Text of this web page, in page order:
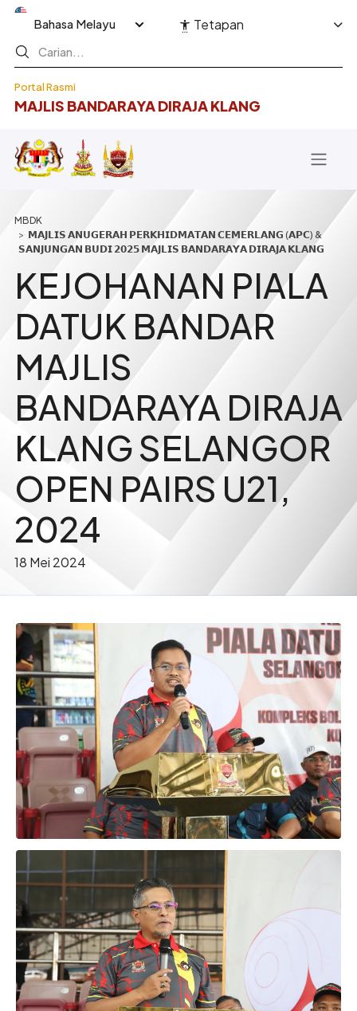
Langkau ke kandungan utama
Portal Rasmi
MAJLIS BANDARAYA DIRAJA KLANG
Select your language Tetapan
Breadcrumb
𝗠𝗔𝗝𝗟𝗜𝗦 𝗔𝗡𝗨𝗚𝗘𝗥𝗔𝗛 𝗣𝗘𝗥𝗞𝗛𝗜𝗗𝗠𝗔𝗧𝗔𝗡 𝗖𝗘𝗠𝗘𝗥𝗟𝗔𝗡𝗚 (𝗔𝗣𝗖) &
𝗦𝗔𝗡𝗝𝗨𝗡𝗚𝗔𝗡 𝗕𝗨𝗗𝗜 𝟮𝟬𝟮𝟱 𝗠𝗔𝗝𝗟𝗜𝗦 𝗕𝗔𝗡𝗗𝗔𝗥𝗔𝗬𝗔 𝗗𝗜𝗥𝗔𝗝𝗔 𝗞𝗟𝗔𝗡𝗚
KEJOHANAN PIALA
DATUK BANDAR
MAJLIS
BANDARAYA DIRAJA
KLANG SELANGOR
OPEN PAIRS U21,
2024
18 Mei 2024